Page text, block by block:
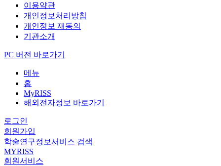
이용약관
개인정보처리방침
개인정보 재동의
기관소개
PC 버전 바로가기
메뉴
홈
MyRISS
해외전자정보 바로가기
로그인
회원가입
학술연구정보서비스 검색
MYRISS
회원서비스